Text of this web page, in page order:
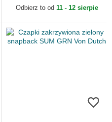
Odbierz to od 11 - 12 sierpie